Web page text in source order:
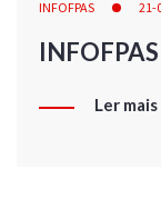
INFOFPAS 21-
INFOFPAS
Ler mais